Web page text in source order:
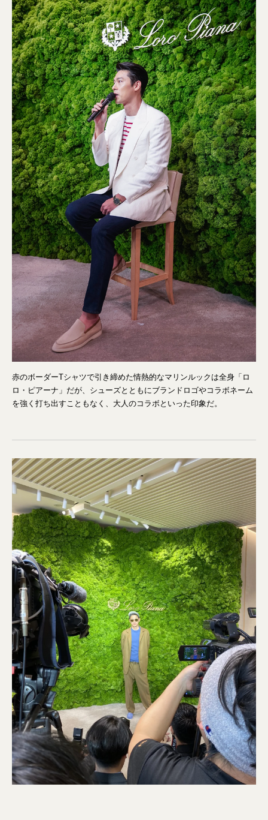
赤のボーダーTシャツで引き締めた情熱的なマリンルックは全身「ロ
ロ・ピアーナ」だが、シューズとともにブランドロゴやコラボネーム
を強く打ち出すこともなく、大人のコラボといった印象だ。